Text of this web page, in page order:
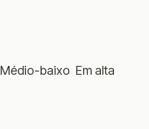
Médio-baixo Em alta